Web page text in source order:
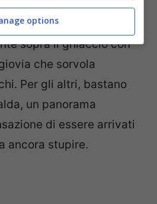
e la possibilità di
sopra il ghiaccio con
che sorvola
Per gli altri, bastano
un panorama
di essere arrivati
ancora stupire.
options